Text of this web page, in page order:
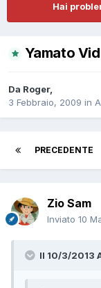
Hai
Yamato
Da Roger,
3 Febbraio, 2009 in
PRECEDENTE
Zio Sam
Inviato 10
Il 10/3/2013